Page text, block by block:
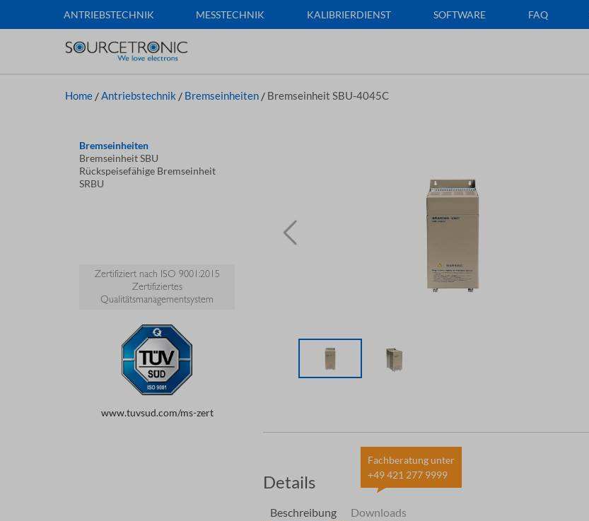
ANTRIEBSTECHNIK MESSTECHNIK KALIBRIERDIENST SOFTWARE FAQ
Home /Antriebstechnik / Bremseinheiten / Bremseinheit SBU-4045C
Bremseinheiten
Bremseinheit SBU
Rückspeisefähige Bremseinheit
SRBU
Zertifiziert nach ISO 9001:2015
Zertifiziertes
Qualitätsmanagementsystem
www.tuvsud.com/ms-zert
Details
Fachberatung unter
+49 421 277 9999
Beschreibung Downloads